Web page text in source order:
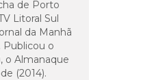
de Porto
Litoral Sul
da Manhã
Publicou o
o Almanaque
(2014).